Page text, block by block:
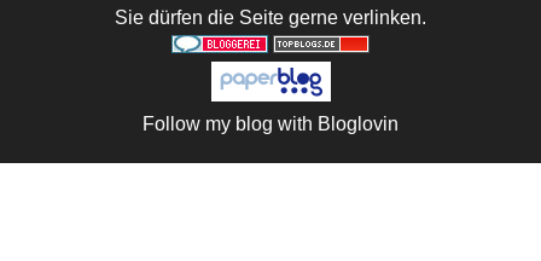
Sie dürfen die Seite gerne verlinken.
Follow my blog with Bloglovin